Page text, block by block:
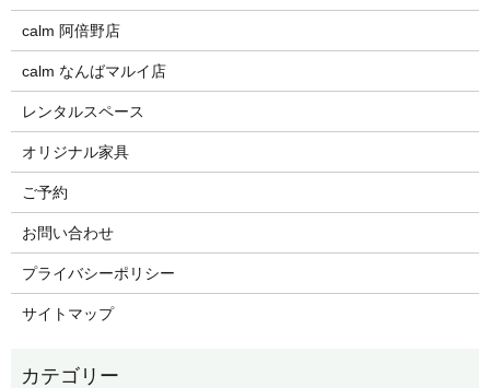
calm 阿倍野店
calm なんばマルイ店
レンタルスペース
オリジナル家具
ご予約
お問い合わせ
プライバシーポリシー
サイトマップ